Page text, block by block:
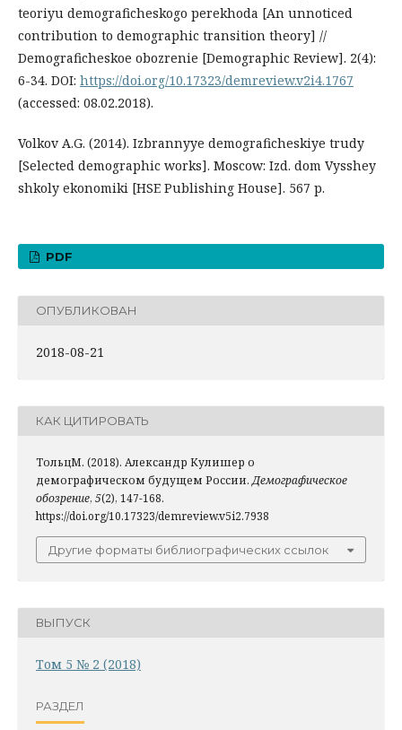
teoriyu demograficheskogo perekhoda [An unnoticed
contribution to demographic transition theory] //
Demograficheskoe obozrenie [Demographic Review]. 2(4):
6-34. DOI: https://doi.org/10.17323/demreview.v2i4.1767
(accessed: 08.02.2018).
Volkov A.G. (2014). Izbrannyye demograficheskiye trudy
[Selected demographic works]. Moscow: Izd. dom Vysshey
shkoly ekonomiki [HSE Publishing House]. 567 p.
PDF
ОПУБЛИКОВАН
2018-08-21
КАК ЦИТИРОВАТЬ
ТольцМ. (2018). Александр Кулишер о
демографическом будущем России.Демографическое
обозрение, 5(2), 147-168.
https://doi.org/10.17323/demreview.v5i2.7938
Другие форматы библиографических ссылок
ВЫПУСК
Том 5 № 2 (2018)
РАЗДЕЛ